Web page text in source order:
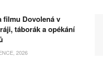
filmu Dovolená v
táborák a opékání
2026